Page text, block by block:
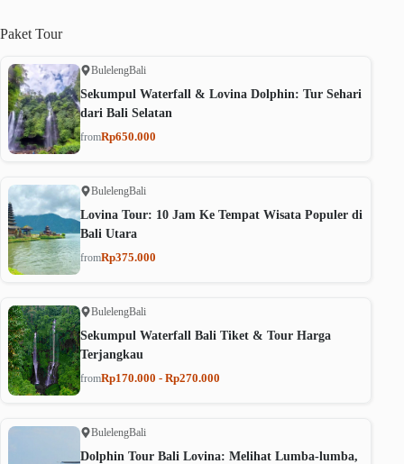
Paket Tour
BulelengBali
Sekumpul Waterfall & Lovina Dolphin: Tur Sehari
dari Bali Selatan
fromRp650.000
BulelengBali
Lovina Tour: 10 Jam Ke Tempat Wisata Populer di
Bali Utara
fromRp375.000
BulelengBali
Sekumpul Waterfall Bali Tiket & Tour Harga
Terjangkau
fromRp170.000 - Rp270.000
BulelengBali
Dolphin Tour Bali Lovina: Melihat Lumba-lumba,